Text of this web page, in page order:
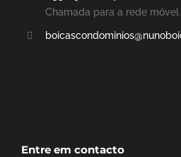
Chamada para a rede móvel
Entre em contacto